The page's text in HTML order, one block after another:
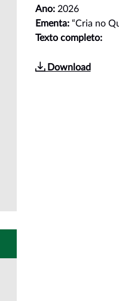
Ano: 2026
Ementa: “Cria no
Texto completo:
Download